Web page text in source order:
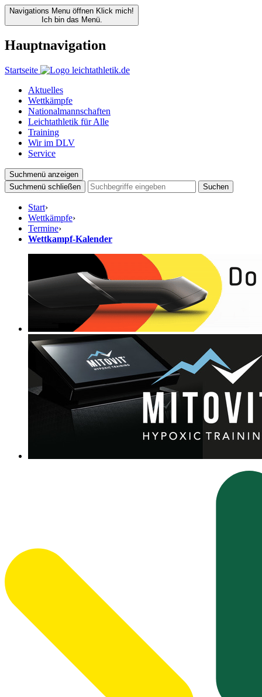
Navigations Menu öffnen Klick mich!
Ich bin das Menü.
Hauptnavigation
Startseite
Aktuelles
Wettkämpfe
Nationalmannschaften
Leichtathletik für Alle
Training
Wir im DLV
Service
Suchmenü anzeigen
Suchmenü schließen
Suchen
Start›
Wettkämpfe›
Termine›
Wettkampf-Kalender